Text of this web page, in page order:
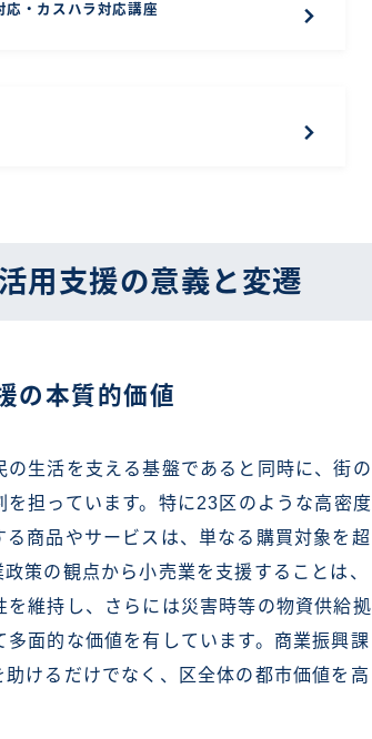
応・カスハラ対応講座
用支援の意義と変遷
の本質的価値
生活を支える基盤であると同時に、街の
担っています。特に23区のような高密度
商品やサービスは、単なる購買対象を超
策の観点から小売業を支援することは、
維持し、さらには災害時等の物資供給拠
面的な価値を有しています。商業振興課
けるだけでなく、区全体の都市価値を高